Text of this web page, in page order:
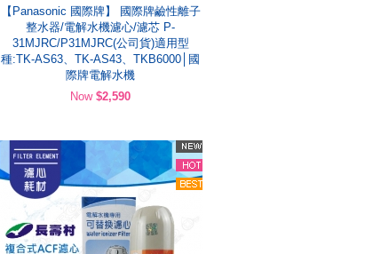
【Panasonic 國際牌】 國際牌鹼性離子
整水器/電解水機濾心/濾芯 P-
31MJRC/P31MJRC(公司貨)適用型
種:TK-AS63、TK-AS43、TKB6000│國
際牌電解水機
Now $2,590